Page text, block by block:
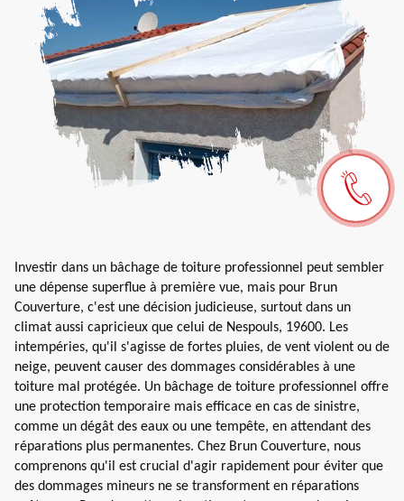
Investir dans un bâchage de toiture professionnel peut sembler
une dépense superflue à première vue, mais pour Brun
Couverture, c'est une décision judicieuse, surtout dans un
climat aussi capricieux que celui de Nespouls, 19600. Les
intempéries, qu'il s'agisse de fortes pluies, de vent violent ou de
neige, peuvent causer des dommages considérables à une
toiture mal protégée. Un bâchage de toiture professionnel offre
une protection temporaire mais efficace en cas de sinistre,
comme un dégât des eaux ou une tempête, en attendant des
réparations plus permanentes. Chez Brun Couverture, nous
comprenons qu'il est crucial d'agir rapidement pour éviter que
des dommages mineurs ne se transforment en réparations